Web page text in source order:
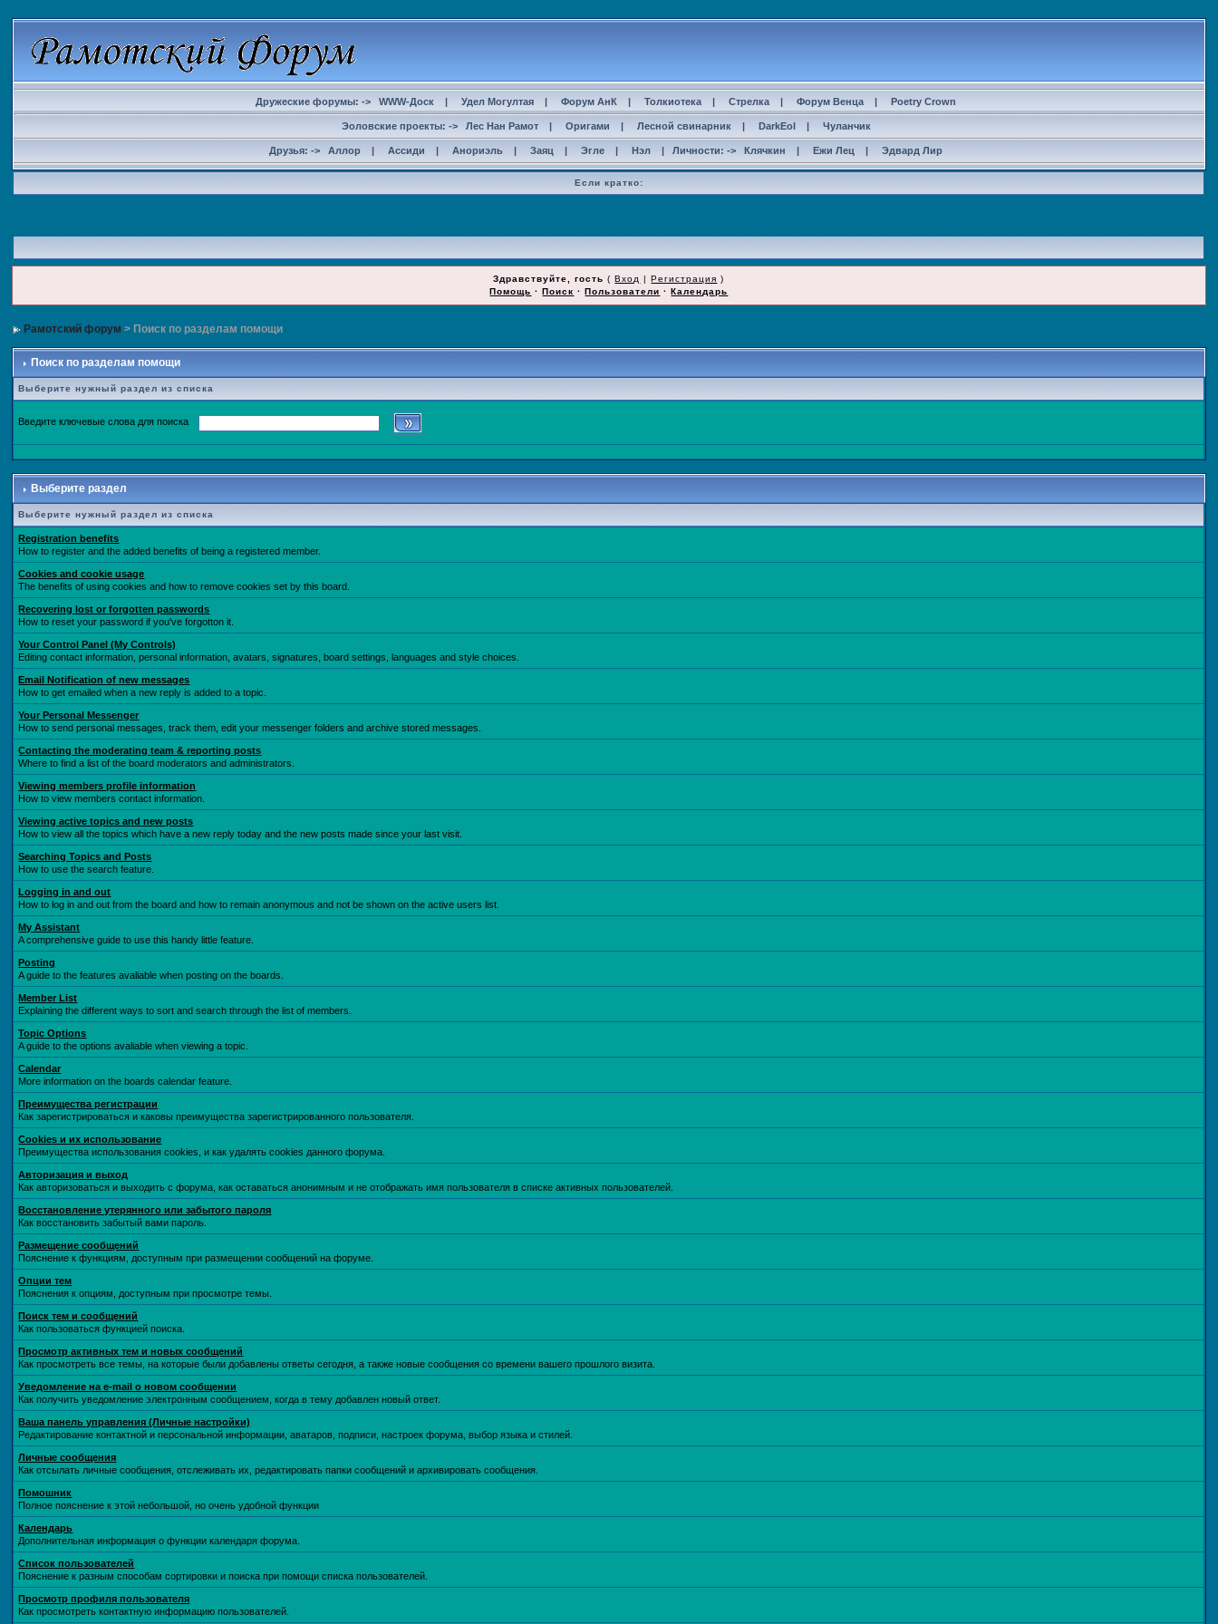
Дружеские форумы: -> WWW-Доск | Удел Могултая | Форум АнК | Толкиотека | Стрелка | Форум Венца | Poetry Crown
Эоловские проекты: -> Лес Нан Рамот | Оригами | Лесной свинарник | DarkEol | Чуланчик
Друзья: -> Аллор | Ассиди | Анориэль | Заяц | Эгле | Нэл | Личности: -> Клячкин | Ежи Лец | Эдвард Лир
Если кратко:
Здравствуйте, гость (Вход |Регистрация )
Помощь ·Поиск ·Пользователи ·Календарь
Рамотский форум > Поиск по разделам помощи
Поиск по разделам помощи
Выберите нужный раздел из списка
Введите ключевые слова для поиска
Выберите раздел
Выберите нужный раздел из списка
Registration benefits
How to register and the added benefits of being a registered member.
Cookies and cookie usage
The benefits of using cookies and how to remove cookies set by this board.
Recovering lost or forgotten passwords
How to reset your password if you've forgotton it.
Your Control Panel (My Controls)
Editing contact information, personal information, avatars, signatures, board settings, languages and style choices.
Email Notification of new messages
How to get emailed when a new reply is added to a topic.
Your Personal Messenger
How to send personal messages, track them, edit your messenger folders and archive stored messages.
Contacting the moderating team & reporting posts
Where to find a list of the board moderators and administrators.
Viewing members profile information
How to view members contact information.
Viewing active topics and new posts
How to view all the topics which have a new reply today and the new posts made since your last visit.
Searching Topics and Posts
How to use the search feature.
Logging in and out
How to log in and out from the board and how to remain anonymous and not be shown on the active users list.
My Assistant
A comprehensive guide to use this handy little feature.
Posting
A guide to the features avaliable when posting on the boards.
Member List
Explaining the different ways to sort and search through the list of members.
Topic Options
A guide to the options avaliable when viewing a topic.
Calendar
More information on the boards calendar feature.
Преимущества регистрации
Как зарегистрироваться и каковы преимущества зарегистрированного пользователя.
Cookies и их использование
Преимущества использования cookies, и как удалять cookies данного форума.
Авторизация и выход
Как авторизоваться и выходить с форума, как оставаться анонимным и не отображать имя пользователя в списке активных пользователей.
Восстановление утерянного или забытого пароля
Как восстановить забытый вами пароль.
Размещение сообщений
Пояснение к функциям, доступным при размещении сообщений на форуме.
Опции тем
Пояснения к опциям, доступным при просмотре темы.
Поиск тем и сообщений
Как пользоваться функцией поиска.
Просмотр активных тем и новых сообщений
Как просмотреть все темы, на которые были добавлены ответы сегодня, а также новые сообщения со времени вашего прошлого визита.
Уведомление на е-mail о новом сообщении
Как получить уведомление электронным сообщением, когда в тему добавлен новый ответ.
Ваша панель управления (Личные настройки)
Редактирование контактной и персональной информации, аватаров, подписи, настроек форума, выбор языка и стилей.
Личные сообщения
Как отсылать личные сообщения, отслеживать их, редактировать папки сообщений и архивировать сообщения.
Помошник
Полное пояснение к этой небольшой, но очень удобной функции
Календарь
Дополнительная информация о функции календаря форума.
Список пользователей
Пояснение к разным способам сортировки и поиска при помощи списка пользователей.
Просмотр профиля пользователя
Как просмотреть контактную информацию пользователей.